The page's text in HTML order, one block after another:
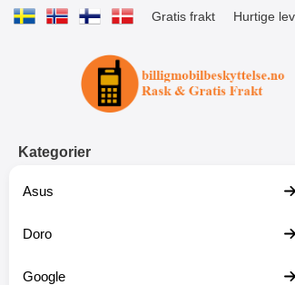
Gratis frakt Hurtige
Startsiden for
Kategorier
Asus
Doro
Google